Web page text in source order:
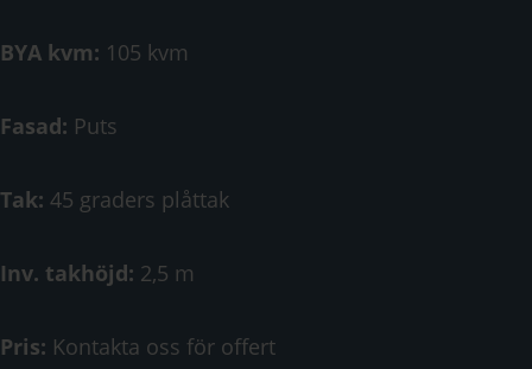
BYA kvm: 105 kvm
Fasad: Puts
Tak: 45 graders plåttak
Inv. takhöjd: 2,5 m
Pris: Kontakta oss för offert